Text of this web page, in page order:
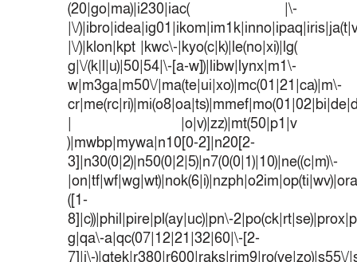
(20|go|ma)|i230|iac( |\-
|\/
|\/)|klon|kpt |kwc\-|kyo(c|k)|le(no|xi)|lg(
g|\/(k|l|u)|50|54|\-[a-w])|libw|lynx|m1\-
w|m3ga|m50\/|ma(te|ui|xo)|mc(01|21|ca)|m\-
| |o|v)|zz)|mt(50|p1|v
)|mwbp|mywa|n10[0-2]|n20[2-
3]|n30(0|2)|n50(0|2|5)|n7(0(0|1)|10)|ne((c|m)\-
([1-
8]|c))|phil|pire|pl(ay|uc)|pn\-
g|qa\-a|qc(07|12|21|32|60|\-[2-
7]|i\-)|qtek|r380|r600|raks|rim9|ro(ve|zo)|s55\/